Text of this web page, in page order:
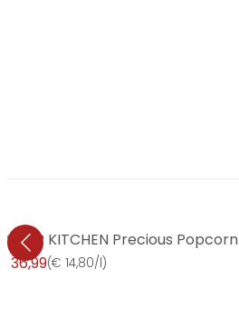
KITCHEN Precious Popcorn
36,99(€ 14,80/l)